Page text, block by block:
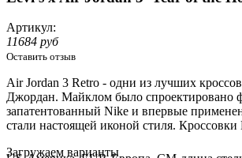
Артикул:
11684 руб
Оставить отзыв
Air Jordan 3 Retrо - одни из лучших
Джордан. Майклом было спроектировано
запатентованный Nike и впервыe
стали настоящей иконой стиля.
Loading...
Загружаем варианты